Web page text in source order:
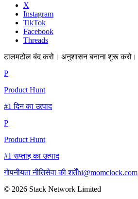
X
Instagram
TikTok
Facebook
Threads
टालमटोल बंद करो। अनुशासन बनाना शुरू करो।
P
Product Hunt
#1 दिन का उत्पाद
P
Product Hunt
#1 सप्ताह का उत्पाद
गोपनीयता नीतिसेवा की शर्तेंhi@momclock.com
© 2026 Stack Network Limited